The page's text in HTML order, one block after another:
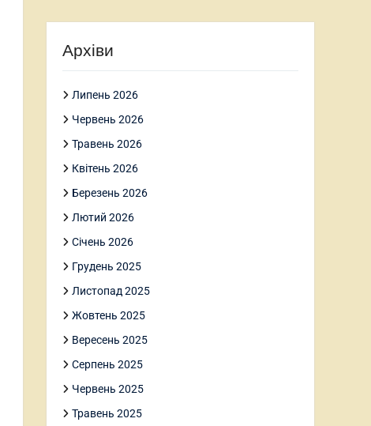
Архіви
Липень 2026
Червень 2026
Травень 2026
Квітень 2026
Березень 2026
Лютий 2026
Січень 2026
Грудень 2025
Листопад 2025
Жовтень 2025
Вересень 2025
Серпень 2025
Червень 2025
Травень 2025